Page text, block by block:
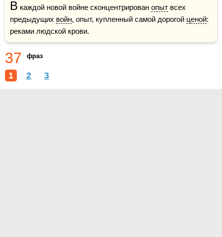
В каждой новой войне сконцентрирован опыт всех
предыдущих войн, опыт, купленный самой дорогой ценой:
реками людской крови.
37 фраз
1 2 3